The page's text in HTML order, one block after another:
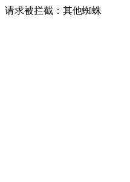
请求被拦截：其他蜘蛛